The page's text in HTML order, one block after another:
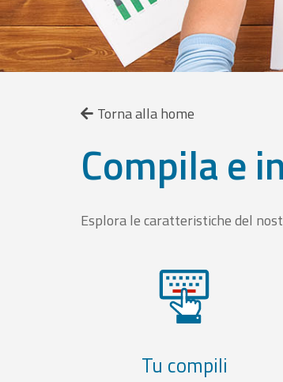
Torna alla home
Compila e
Esplora le caratteristiche del
Tu compili